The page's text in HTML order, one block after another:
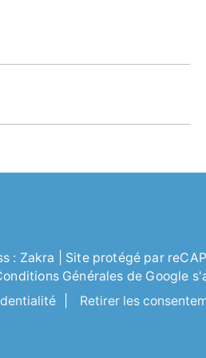
: Zakra | Site protégé par
Générales de Google
Retirer les